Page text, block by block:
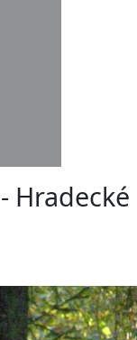
Hradecké